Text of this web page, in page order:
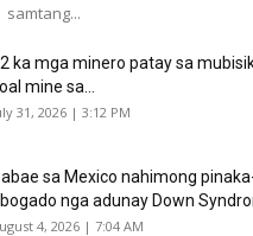
ka mga minero patay sa
mine sa...
31, 2026 | 3:12 PM
sa Mexico nahimong
nga adunay Down
4, 2026 | 7:04 AM